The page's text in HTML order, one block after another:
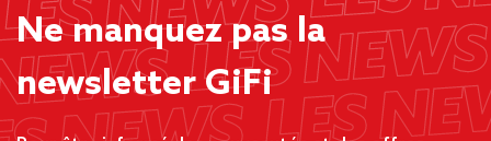
Ne manquez pas la
newsletter GiFi